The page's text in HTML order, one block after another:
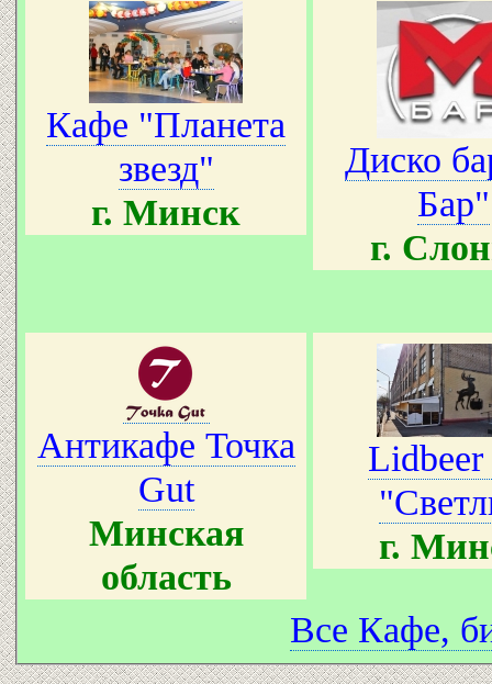
Кафе "Планета
звезд"
г. Минск
Диско
Бар"
г.
Антикафе Точка
Gut
Минская
область
Lidbeer
г.
Все Кафе,